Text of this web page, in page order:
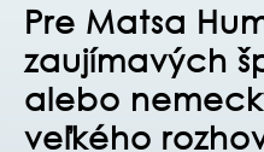
Pre Matsa
zaujímavých
alebo
veľkého